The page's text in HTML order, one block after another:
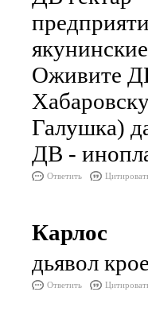
Оживите
Галушка)
ДВ -
Ответить
Карлос
дьявол
Ответить